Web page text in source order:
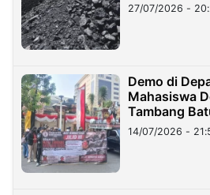
Stockpile
27/07/2026 -
Demo di
Mahasiswa
Tambang
Lampung
14/07/2026 -